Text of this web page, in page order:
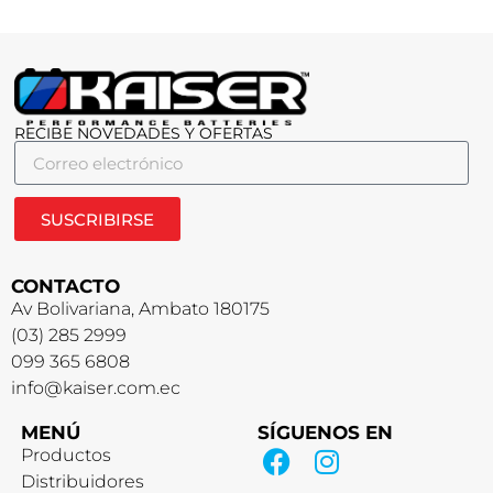
RECIBE NOVEDADES Y OFERTAS
SUSCRIBIRSE
CONTACTO
Av Bolivariana, Ambato 180175
(03) 285 2999
099 365 6808
info@kaiser.com.ec
MENÚ
Productos
Distribuidores
SÍGUENOS EN